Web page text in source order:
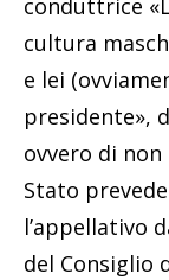
conduttrice
cultura
e lei
presidente»,
ovvero di
Stato
l’appellativo
del Consiglio